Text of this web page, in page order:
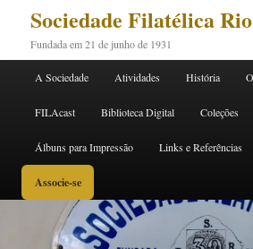
Sociedade Filatélica
Fundada em 21 de junho de 1931
Pular para o conteúdo principal
Pular para o conteúdo secundário
A Sociedade Atividades História
FILAcast Biblioteca Digital Coleções
Álbuns para Impressão Links e Referências
Associe-se